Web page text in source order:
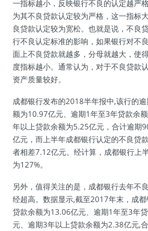
一指标越小，反映银行不良的认定越严
为其不良贷款认定较为严格，这一指标
良贷款认定较为宽松。也就是说，不良
行不良认定标准的影响，如果银行对不
面上不良贷款就越多，分母就越大，使
度指标越小。通常认为，对于不良贷款
资产质量较好。
成都银行发布的2018半年报中,该行的
额为10.97亿元、逾期1年至3年贷款余
年以上贷款余额为5.25亿元，合计逾期
亿元，而上半年成都银行认定的不良贷
者相差7.12亿元。经计算，成都银行上
为127%。
另外，值得关注的是，成都银行去年不
经超高。数据显示,截至2017年末，成
贷款余额为13.06亿元、逾期1年至3年
元、逾期3年以上贷款余额为2.38亿元,